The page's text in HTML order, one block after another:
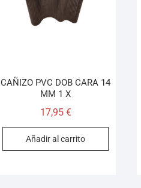
CAÑIZO PVC DOB CARA 14
MM 1 X
17,95 €
Añadir al carrito